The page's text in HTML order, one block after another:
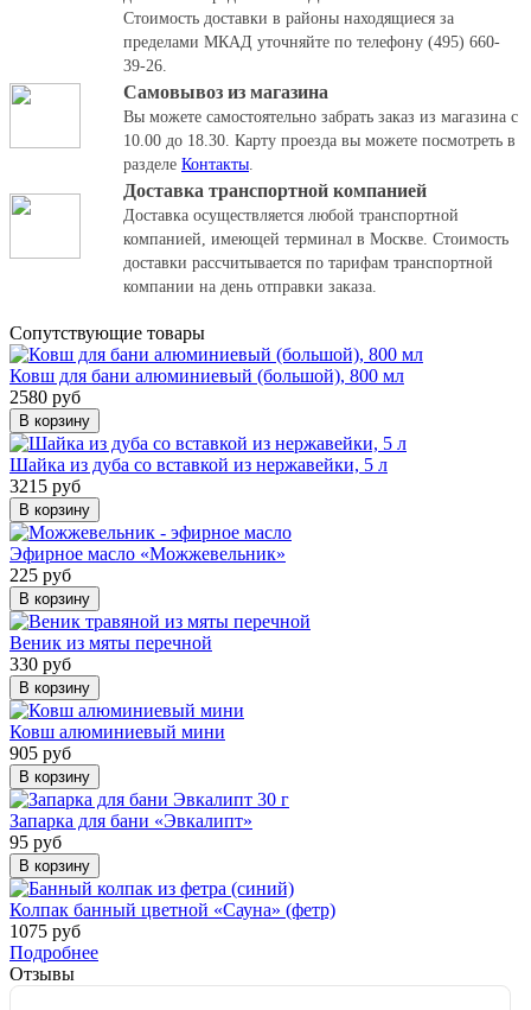
Стоимость доставки в районы находящиеся за
пределами МКАД уточняйте по телефону (495) 660-
39-26.
Самовывоз из магазина
Вы можете самостоятельно забрать заказ из магазина с
10.00 до 18.30. Карту проезда вы можете посмотреть в
разделе Контакты
Доставка транспортной компанией
Доставка осуществляется любой транспортной
компанией, имеющей терминал в Москве. Стоимость
доставки рассчитывается по тарифам транспортной
компании на день отправки заказа.
Cопутствующие товары
Ковш для бани алюминиевый (большой), 800 мл
2580 руб
В корзину
Шайка из дуба со вставкой из нержавейки, 5 л
3215 руб
В корзину
Эфирное масло «Можжевельник»
225 руб
В корзину
Веник из мяты перечной
330 руб
В корзину
Ковш алюминиевый мини
905 руб
В корзину
Запарка для бани «Эвкалипт»
95 руб
В корзину
Колпак банный цветной «Сауна» (фетр)
1075 руб
Подробнее
Отзывы